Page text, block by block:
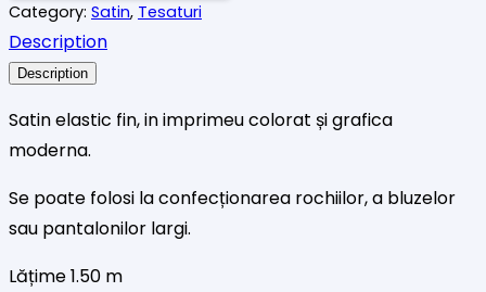
fin
Lemon
Orange
Category: Satin, Tesaturi
Description
Description
Satin elastic fin, in imprimeu colorat și grafica
moderna.
Se poate folosi la confecționarea rochiilor, a bluzelor
sau pantalonilor largi.
Lățime 1.50 m